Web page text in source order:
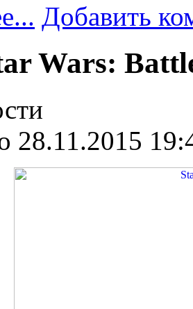
Добавить
Wars:
28.11.2015